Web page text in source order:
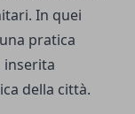
In quei
pratica
inserita
della città.